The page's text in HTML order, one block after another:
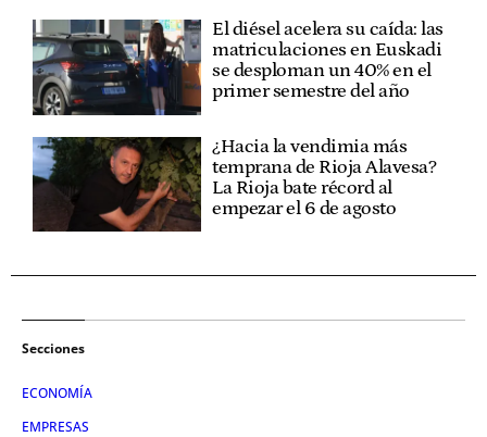
El diésel acelera su caída: las
matriculaciones en Euskadi
se desploman un 40% en el
primer semestre del año
¿Hacia la vendimia más
temprana de Rioja Alavesa?
La Rioja bate récord al
empezar el 6 de agosto
Secciones
ECONOMÍA
EMPRESAS